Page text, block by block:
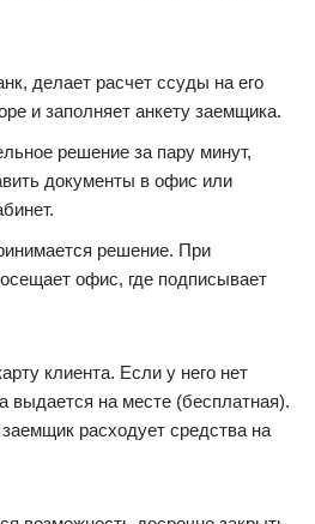
делает расчет ссуды на его
и заполняет анкету заемщика.
решение за пару минут,
документы в офис или
решение. При
офис, где подписывает
клиента. Если у него нет
выдается на месте (бесплатная).
расходует средства на